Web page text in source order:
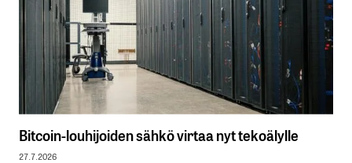
Bitcoin-louhijoiden sähkö virtaa nyt tekoälylle
27.7.2026